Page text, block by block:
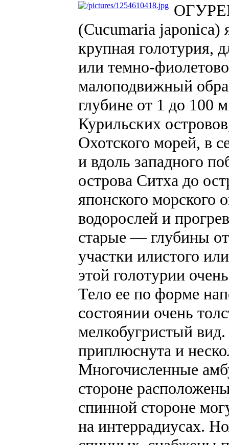
(Cucumaria japonica)
крупная голотурия,
или темно-
малоподвижный
глубине от 1 до 100
Курильских
Охотского морей, в
и вдоль западного
острова Ситха до
японского морского
водорослей и
старые — глубины
участки илистого
этой голотурии
Тело ее по форме
состоянии очень
мелкобугристый
приплюснута и
Многочисленные
стороне
спинной стороне
на интеррадиусах.